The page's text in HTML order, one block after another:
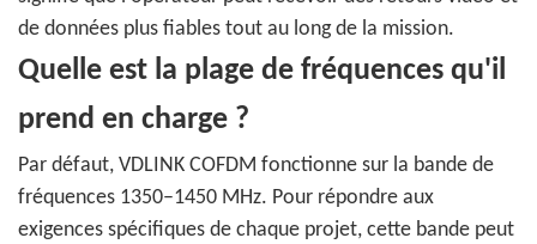
de données plus fiables tout au long de la mission.
Quelle est la plage de fréquences qu'il
prend en charge ?
Par défaut, VDLINK COFDM fonctionne sur la bande de
fréquences 1350–1450 MHz. Pour répondre aux
exigences spécifiques de chaque projet, cette bande peut